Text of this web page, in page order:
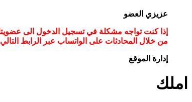
عزيزي العضو
من خلال المحادثات على الواتساب عبر الرابط التالي wa.link/s8bcjo او مسح الباركود في الصوره
إدارة الموقع
املك